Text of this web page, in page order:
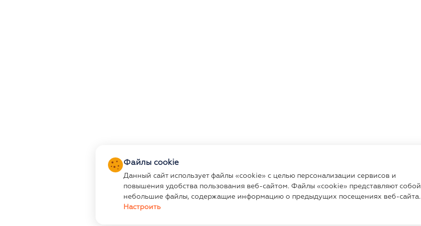
Файлы cookie
Данный сайт использует файлы «cookie» с целью персонализации сервисов и
повышения удобства пользования веб-сайтом. Файлы «cookie» представляют собой
небольшие файлы, содержащие информацию о предыдущих посещениях веб-сайта.
Настроить